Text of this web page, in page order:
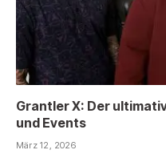
Grantler X: Der
und Events
März 12, 2026